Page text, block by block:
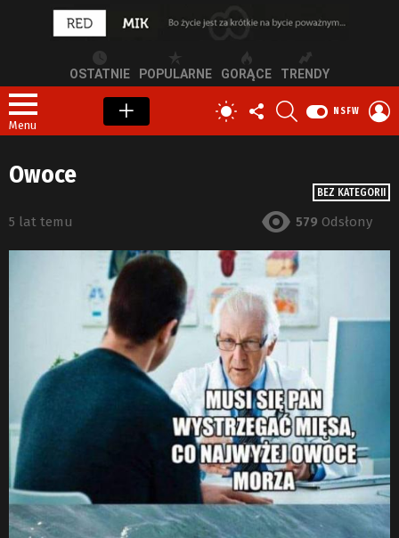
OSTATNIE POPULARNE GORĄCE TRENDY
Menu
PRZEŁĄCZ
SKÓRKĘ
OBSERWUJ
NAS
NSFW
BEZ KATEGORII
Owoce
5 lat temu 579 Odsłony